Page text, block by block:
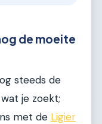
de moeite
steeds de
je zoekt;
met de Ligier